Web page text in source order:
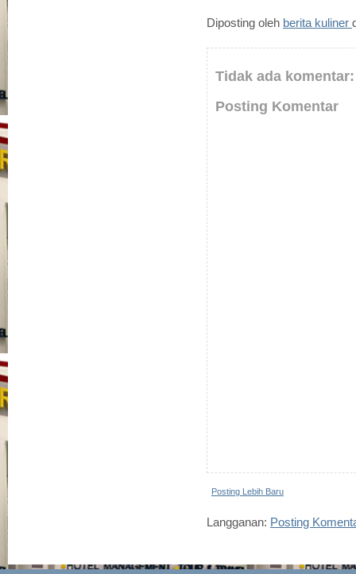
Diposting oleh berita kuliner
Tidak ada komentar:
Posting Komentar
Posting Lebih Baru
Langganan: Posting